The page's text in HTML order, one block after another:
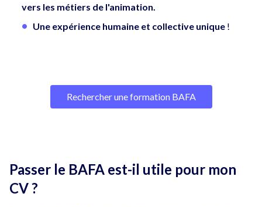
vers les métiers de l'animation.
Une expérience humaine et collective unique!
Rechercher une formation BAFA
Passer le BAFA est-il utile pour mon
CV ?